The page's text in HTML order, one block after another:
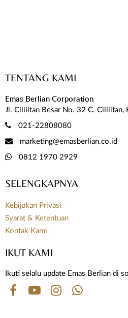
TENTANG KAMI
Emas Berlian Corporation
Jl. Cililitan Besar No. 32 C. Cililitan,
021-22808080
marketing@emasberlian.co.id
0812 1970 2929
SELENGKAPNYA
Kebijakan Privasi
Syarat & Ketentuan
Kontak Kami
IKUT KAMI
Ikuti selalu update Emas Berlian di